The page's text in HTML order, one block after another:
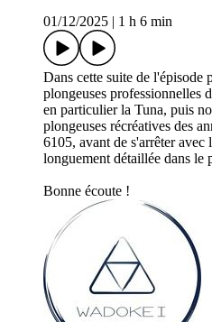
01/12/2025
1 h 6 min
Dans cette suite de l'épisode
plongeuses professionnelles
en particulier la Tuna, puis
plongeuses récréatives des
6105, avant de s'arrêter avec
longuement détaillée dans le
Bonne écoute !